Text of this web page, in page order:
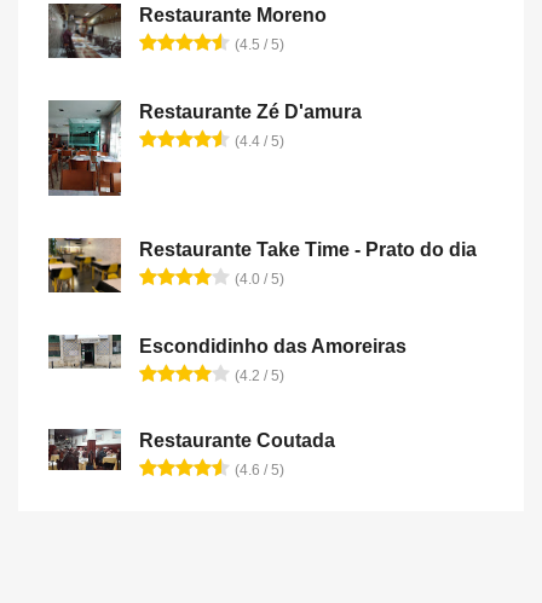
Restaurante Moreno
(4.5 / 5)
Restaurante Zé D'amura
(4.4 / 5)
Restaurante Take Time - Prato do dia
(4.0 / 5)
Escondidinho das Amoreiras
(4.2 / 5)
Restaurante Coutada
(4.6 / 5)